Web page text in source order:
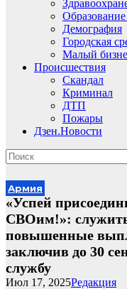
Демография
Городская
Малый
Происшествия
Скандал
Криминал
ДТП
Пожары
Дзен.Новости
Армия
«Успей
СВОим!»:
повышенные
заключив до 30
службу
Редакция
Июл 17, 2025